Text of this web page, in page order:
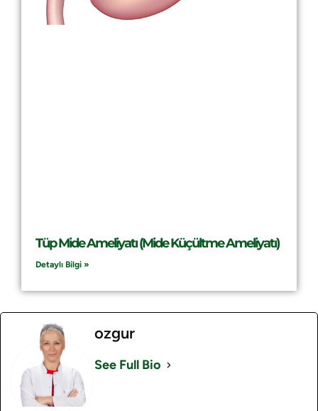
Tüp Mide Ameliyatı (Mide Küçültme Ameliyatı)
Detaylı Bilgi »
ozgur
See Full Bio